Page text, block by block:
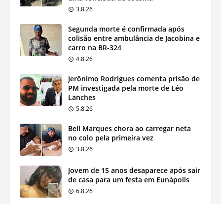
3.8.26
Segunda morte é confirmada após
colisão entre ambulância de Jacobina e
carro na BR-324
4.8.26
Jerônimo Rodrigues comenta prisão de
PM investigada pela morte de Léo
Lanches
5.8.26
Bell Marques chora ao carregar neta
no colo pela primeira vez
3.8.26
Jovem de 15 anos desaparece após sair
de casa para um festa em Eunápolis
6.8.26